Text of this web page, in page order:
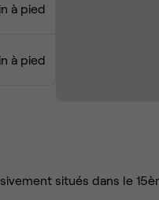
à pied
à pied
situés dans le